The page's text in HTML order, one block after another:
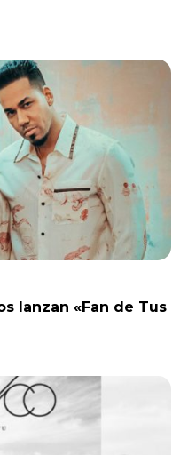
lanzan «Fan de Tus